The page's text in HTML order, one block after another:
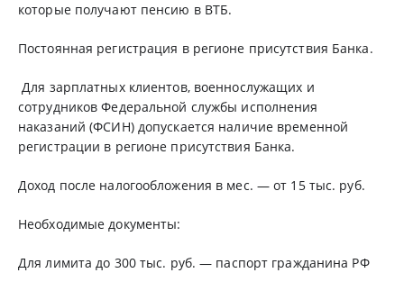
которые получают пенсию в ВТБ.
Постоянная регистрация в регионе присутствия Банка.
Для зарплатных клиентов, военнослужащих и
сотрудников Федеральной службы исполнения
наказаний (ФСИН) допускается наличие временной
регистрации в регионе присутствия Банка.
Доход после налогообложения в мес. — от 15 тыс. руб.
Необходимые документы:
Для лимита до 300 тыс. руб. — паспорт гражданина РФ